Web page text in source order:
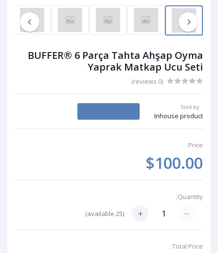
BUFFER® 6 Parça Tahta Ahşap Oyma
Yaprak Matkap Ucu Seti
(0 reviews)
Sold by:
Inhouse product
Price:
$100.00
Quantity:
(
25
Total Price: